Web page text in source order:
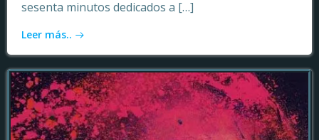
sesenta minutos dedicados a […]
Leer más..